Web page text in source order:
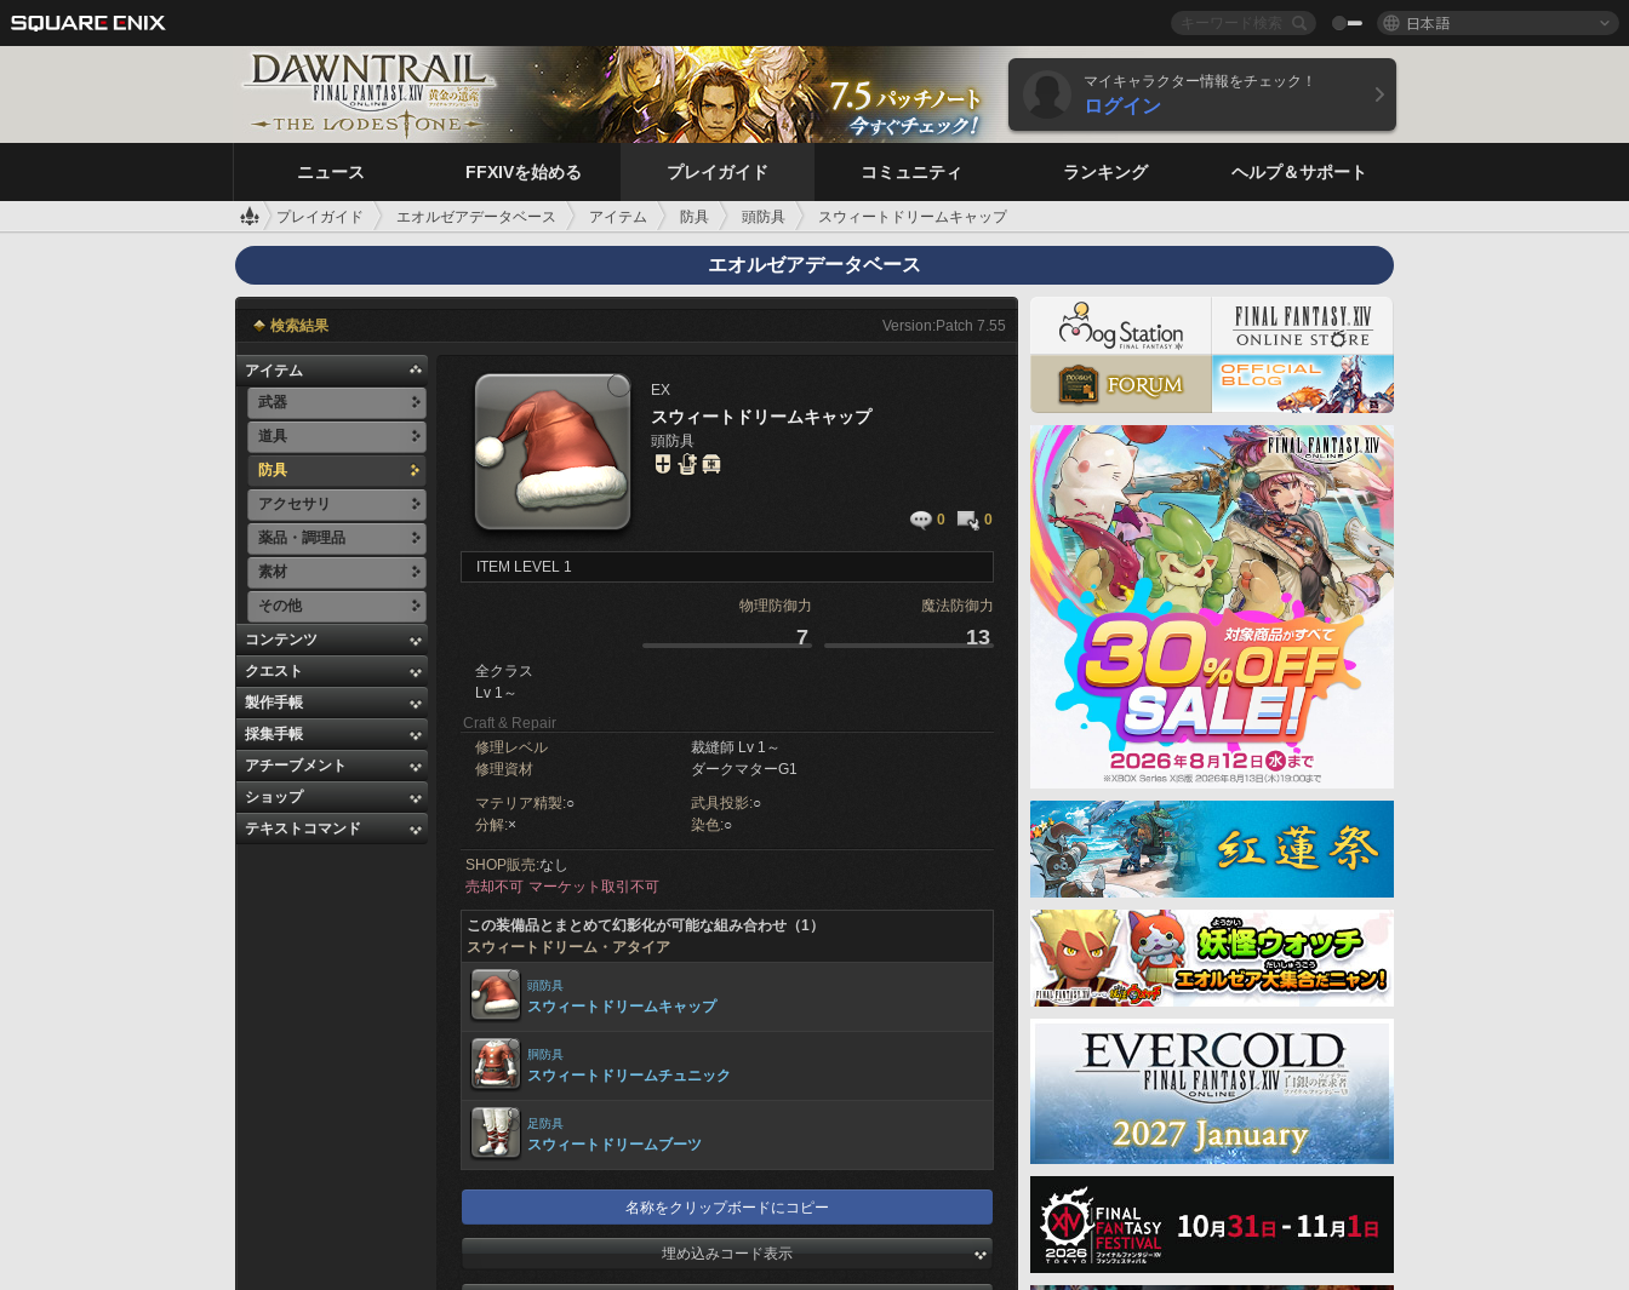
日本語
マイキャラクター情報をチェック！
ログイン
ニュース FFXIVを始める プレイガイド コミュニティ ランキング ヘルプ＆サポート
プレイガイド エオルゼアデータベース アイテム 防具 頭防具 スウィートドリームキャップ
エオルゼアデータベース
検索結果 Version:Patch 7.55
アイテム
武器
道具
防具
アクセサリ
薬品・調理品
素材
その他
コンテンツ
クエスト
製作手帳
採集手帳
アチーブメント
ショップ
テキストコマンド
EX
スウィートドリームキャップ
頭防具
0 0
ITEM LEVEL 1
物理防御力 魔法防御力
7 13
全クラス
Lv 1～
Craft & Repair
修理レベル
裁縫師 Lv 1～
修理資材
ダークマターG1
マテリア精製:○ 武具投影:○
分解:× 染色:○
SHOP販売:なし
売却不可 マーケット取引不可
この装備品とまとめて幻影化が可能な組み合わせ（1）
スウィートドリーム・アタイア
頭防具
スウィートドリームキャップ
胴防具
スウィートドリームチュニック
足防具
スウィートドリームブーツ
名称をクリップボードにコピー
埋め込みコード表示